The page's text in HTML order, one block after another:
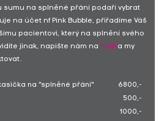
sumu na splněné přání podaří vybrat
na účet nf Pink Bubble, přiřadíme Váš
pacientovi, který na splnění svého
jinak, napište nám na mail
a my
na "splněné přání"
6800,-
500,-
1000,-